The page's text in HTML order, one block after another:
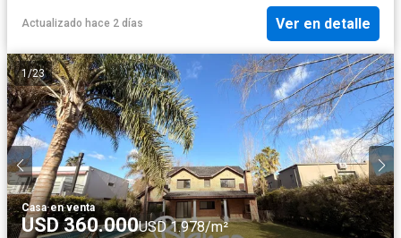
Actualizado hace 2 días Ver en detalle
1/23
Casa·en venta
USD 360.000USD 1.978/m²